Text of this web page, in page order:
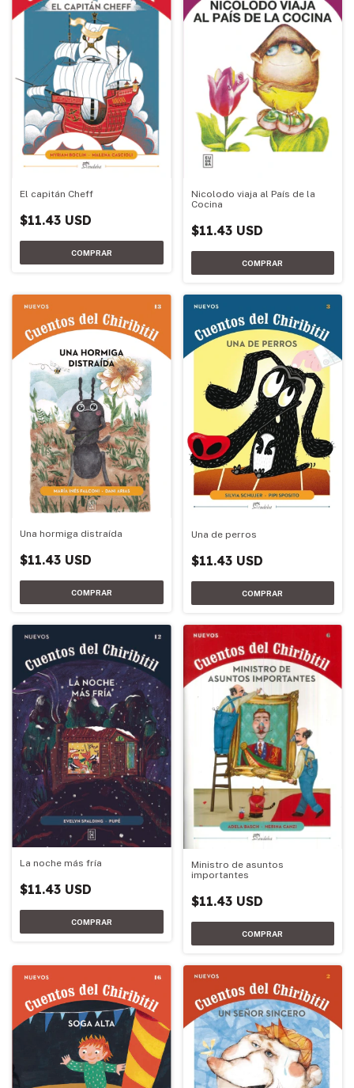
El capitán Cheff
$11.43 USD
Nicolodo viaja al País de la
Cocina
$11.43 USD
Una hormiga distraída
$11.43 USD
Una de perros
$11.43 USD
La noche más fría
$11.43 USD
Ministro de asuntos
importantes
$11.43 USD